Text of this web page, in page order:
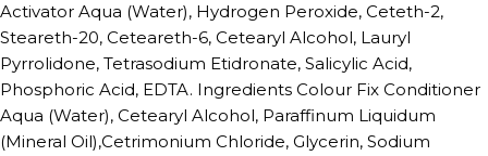
Activator Aqua (Water), Hydrogen Peroxide, Ceteth-2,
Steareth-20, Ceteareth-6, Cetearyl Alcohol, Lauryl
Pyrrolidone, Tetrasodium Etidronate, Salicylic Acid,
Phosphoric Acid, EDTA. Ingredients Colour Fix Conditioner
Aqua (Water), Cetearyl Alcohol, Paraffinum Liquidum
(Mineral Oil),Cetrimonium Chloride, Glycerin, Sodium